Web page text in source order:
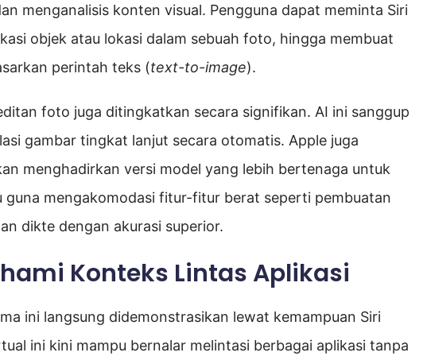
menganalisis konten visual. Pengguna dapat meminta Siri
objek atau lokasi dalam sebuah foto, hingga membuat
perintah teks (text-to-image).
foto juga ditingkatkan secara signifikan. AI ini sanggup
gambar tingkat lanjut secara otomatis. Apple juga
menghadirkan versi model yang lebih bertenaga untuk
mengakomodasi fitur-fitur berat seperti pembuatan
dikte dengan akurasi superior.
Konteks Lintas Aplikasi
ini langsung didemonstrasikan lewat kemampuan Siri
ini kini mampu bernalar melintasi berbagai aplikasi tanpa